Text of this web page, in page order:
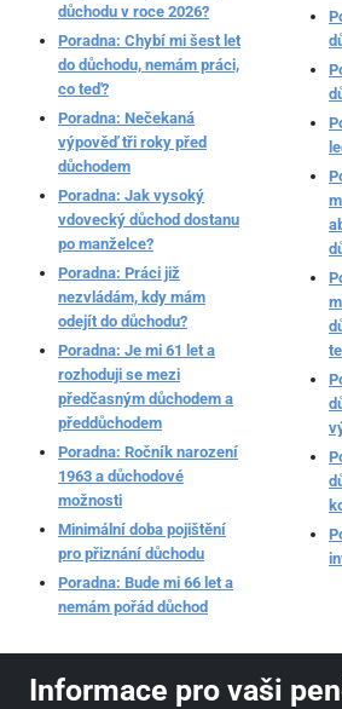
důchodu v roce 2026?
Poradna: Chybí mi šest let
do důchodu, nemám práci,
co teď?
Poradna: Nečekaná
výpověď tři roky před
důchodem
Poradna: Jak vysoký
vdovecký důchod dostanu
po manželce?
Poradna: Práci již
nezvládám, kdy mám
odejít do důchodu?
Poradna: Je mi 61 let a
rozhoduji se mezi
předčasným důchodem a
předdůchodem
Poradna: Ročník narození
1963 a důchodové
možnosti
Minimální doba pojištění
pro přiznání důchodu
Poradna: Bude mi 66 let a
nemám pořád důchod
Informace pro vaši